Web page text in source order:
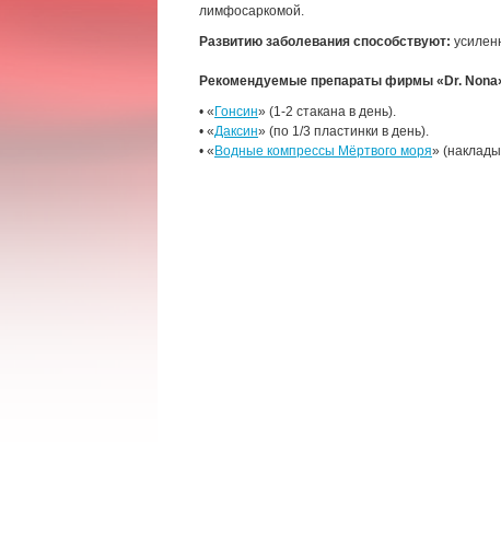
лимфосаркомой.
Развитию заболевания способствуют:
Рекомендуемые препараты фирмы «Dr.
• « Гонсин» (1-2 стакана в день).
• «Даксин» (по 1/3 пластинки в день).
• « Водные компрессы Мёртвого моря»